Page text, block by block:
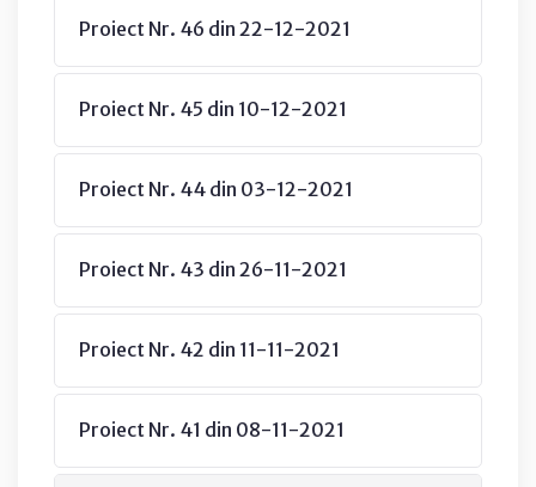
Proiect Nr. 46 din 22-12-2021
Proiect Nr. 45 din 10-12-2021
Proiect Nr. 44 din 03-12-2021
Proiect Nr. 43 din 26-11-2021
Proiect Nr. 42 din 11-11-2021
Proiect Nr. 41 din 08-11-2021